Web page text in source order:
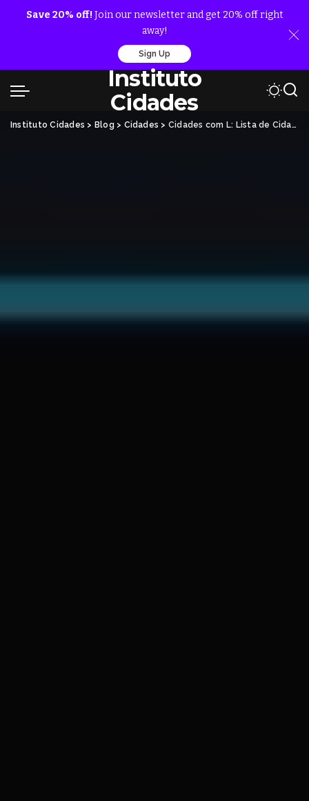
Save 20% off! Join our newsletter and get 20% off right
away!
Sign Up
Instituto
Cidades
Instituto Cidades > Blog > Cidades > Cidades com L: Lista de Cidades com a Letra L no Brasil e Mundo